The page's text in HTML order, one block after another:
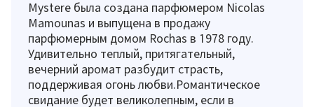
Mystere была создана парфюмером Nicolas
Mamounas и выпущена в продажу
парфюмерным домом Rochas в 1978 году.
Удивительно теплый, притягательный,
вечерний аромат разбудит страсть,
поддерживая огонь любви.Романтическое
свидание будет великолепным, если в